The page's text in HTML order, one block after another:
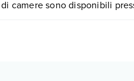
partire.
camere sono disponibili